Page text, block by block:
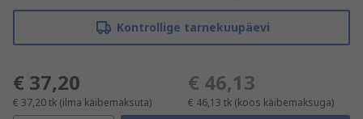
Kontrollige tarnekuupäevi
€ 37,20
€ 37,20tk (ilma käibemaksuta)
€ 46,13
€ 46,13 tk (koos käibemaksuga)